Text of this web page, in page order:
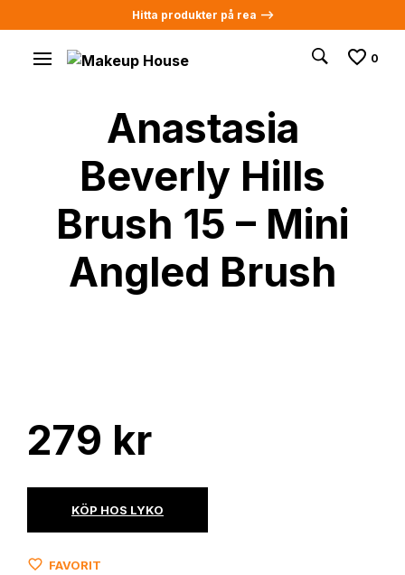
Hitta produkter på rea -->
0
Anastasia
Beverly Hills
Brush 15 – Mini
Angled Brush
279 kr
KÖP HOS LYKO
FAVORIT